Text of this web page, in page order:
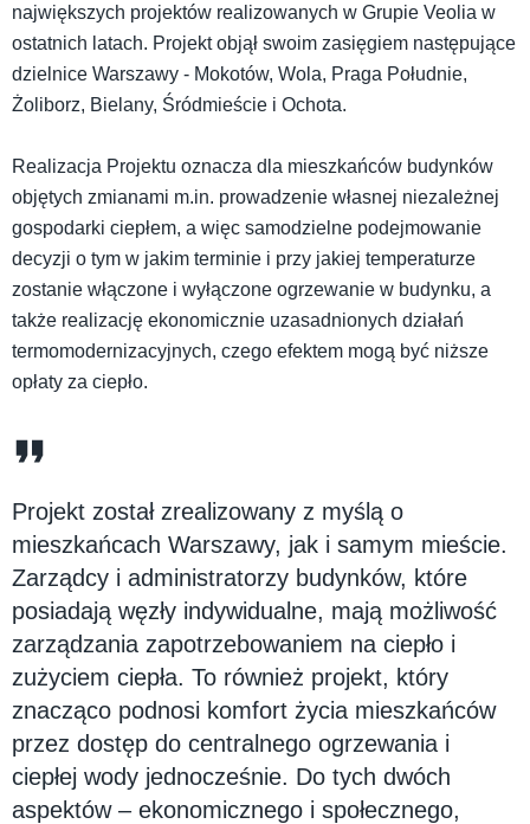
największych projektów realizowanych w Grupie Veolia w
ostatnich latach. Projekt objął swoim zasięgiem następujące
dzielnice Warszawy - Mokotów, Wola, Praga Południe,
Żoliborz, Bielany, Śródmieście i Ochota.
Realizacja Projektu oznacza dla mieszkańców budynków
objętych zmianami m.in. prowadzenie własnej niezależnej
gospodarki ciepłem, a więc samodzielne podejmowanie
decyzji o tym w jakim terminie i przy jakiej temperaturze
zostanie włączone i wyłączone ogrzewanie w budynku, a
także realizację ekonomicznie uzasadnionych działań
termomodernizacyjnych, czego efektem mogą być niższe
opłaty za ciepło.
Projekt został zrealizowany z myślą o
mieszkańcach Warszawy, jak i samym mieście.
Zarządcy i administratorzy budynków, które
posiadają węzły indywidualne, mają możliwość
zarządzania zapotrzebowaniem na ciepło i
zużyciem ciepła. To również projekt, który
znacząco podnosi komfort życia mieszkańców
przez dostęp do centralnego ogrzewania i
ciepłej wody jednocześnie. Do tych dwóch
aspektów – ekonomicznego i społecznego,